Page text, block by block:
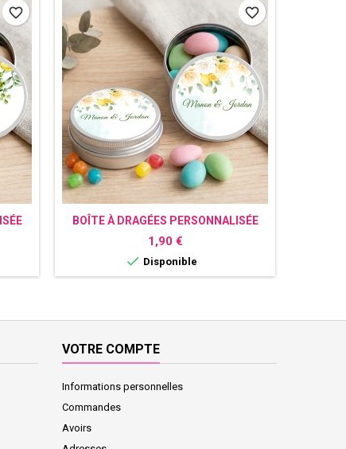
favorite_border
BOÎTE À DRAGÉES PERSONNALISÉE
CITRON
Prix
1,90 €
 Disponible
favorite_border
VOTRE COMPTE
Informations personnelles
Commandes
Avoirs